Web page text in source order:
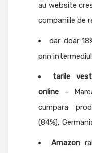
au website
companiile de
dar doar
prin
tarile
online –
cumpara
(84%),
Amazon